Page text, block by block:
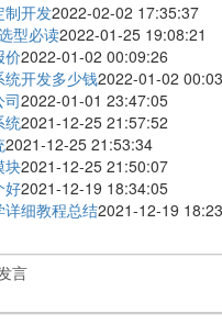
制开发2022-02-02 17:35:37
型必读2022-01-25 19:08:21
价2022-01-02 00:09:26
开发多少钱2022-01-02
2022-01-01 23:47:05
统2021-12-25 21:57:52
2021-12-25 21:53:34
块2021-12-25 21:50:07
好2021-12-19 18:34:05
细教程总结2021-12-19